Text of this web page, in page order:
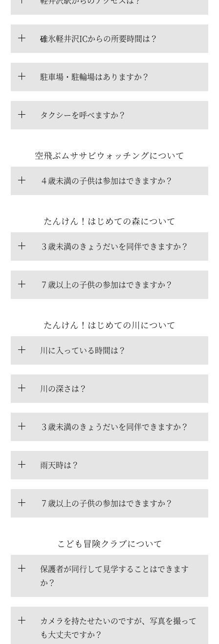
碓氷軽井沢ICからの所要時間は？
駐車場・駐輪場はありますか？
タクシーを呼べますか？
空飛ぶムササビウォッチングについて
４歳未満の子供は参加はできますか？
たんけん！はじめての森について
３歳未満のきょうだいを同伴できますか？
７歳以上の子供の参加はできますか？
たんけん！はじめての川について
川に入っている時間は？
川の深さは？
３歳未満のきょうだいを同伴できますか？
雨天時は？
７歳以上の子供の参加はできますか？
こども冒険クラブについて
保護者が同行して見学することはできます
か？
カメラを持たせたいのですが、写真を撮って
も大丈夫ですか？